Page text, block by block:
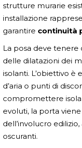
strutture murarie
installazione
garantire continuità
La posa deve
delle dilatazioni dei
isolanti. L’obiettivo è
d’aria o punti di
compromettere
evoluti, la porta
dell’involucro
oscuranti.